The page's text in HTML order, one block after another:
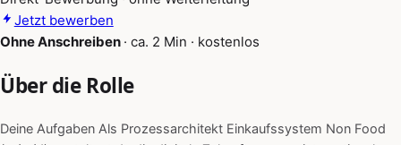
Jetzt bewerben
Ohne Anschreiben · ca. 2 Min · kostenlos
Über die Rolle
Deine Aufgaben Als Prozessarchitekt Einkaufssystem Non Food